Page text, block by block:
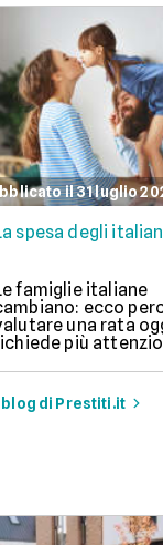
il 31 luglio
spesa degli
famiglie italiane
ecco
una rata
più
blog di Prestiti.it